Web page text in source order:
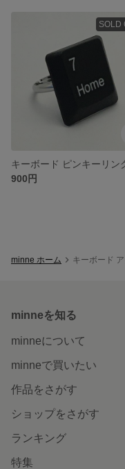
SOLD
900円
minne ホーム キーボード
minneを知る
minneについて
minneで買いたい
作品をさがす
ショップをさがす
ランキング
特集